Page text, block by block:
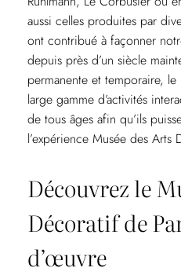
aussi celles produites par
ont contribué à façonner
depuis près d’un siècle
permanente et temporaire,
large gamme d’activités
de tous âges afin qu’ils
l’expérience Musée des Arts
Découvrez le
Décoratif de
d’œuvre